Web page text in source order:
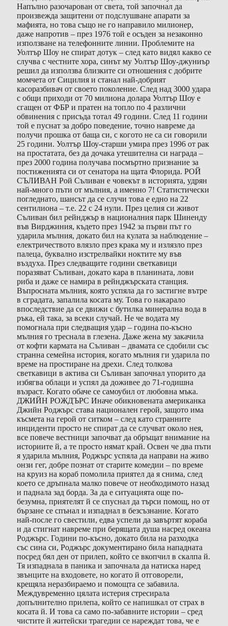
Напълно разочарован от света, той започнал да
произвежда защитени от подслушване апарати за
мафията, но това също не го направило милионер,
даже напротив – през 1976 той е осъден за незаконно
използване на телефонните линии. Проблемите на
Уолтър Шоу не спират дотук – след като видял какво се
случва с честните хора, синът му Уолтър Шоу-джуниър
решил да използва близките си отношения с добрите
момчета от Сицилия и станал най-добрият
касоразбивач от своето поколение. След над 3000 удара
с общи приходи от 70 милиона долара Уолтър Шоу е
сгащен от ФБР и пратен на топло по 4 различни
обвинения с присъда тотал 49 години. След 11 години
той е пуснат за добро поведение, точно навреме да
получи прошка от баща си, с когото не са си говорили
25 години. Уолтър Шоу-старши умира през 1996 от рак
на простатата, без да дочака утешителна си награда –
през 2000 година получава посмъртно признание за
постиженията си от сенатора на щата Флорида. РОЙ
СЪЛИВАН Рой Съливан е човекът в историята, удрян
най-много пъти от мълния, а именно 7! Статистически
погледнато, шансът да се случи това е едно на 22
сентилиона – т.е. 22 с 24 нули. През целия си живот
Съливан бил рейнджър в националния парк Шиненду
във Вирджиния, където през 1942 за първи път го
ударила мълния, докато бил на кулата за наблюдение –
електричеството влязло през крака му и излязло през
палеца, буквално изстрелвайки ноктите му във
въздуха. През следващите години светкавици
поразяват Съливан, докато кара в планината, лови
риба и даже се намира в рейнджърската станция.
Въпросната мълния, която успяла да го застигне вътре
в сградата, запалила косата му. Това го накарало
впоследствие да се движи с бутилка минерална вода в
ръка, ей така, за всеки случай. Не че водата му
помогнала при следващия удар – година по-късно
мълния го треснала в глезена. Даже жена му закачила
от кофти кармата на Съливан – двамата се сдобили със
странна семейна история, когато мълния ги ударила по
време на простиране на дрехи. След толкова
светкавици в актива си Съливан започнал упорито да
избягва облаци и успял да доживее до 71-годишна
възраст. Когато обаче се самоубил от любовна мъка.
ДЖИЙН РОЖДЪРС Иначе обикновената американка
Джийн Роджърс става национален герой, защото има
късмета на герой от ситком – след като странните
инциденти просто не спират да се случват около нея,
все повече вестници започват да обръщат внимание на
историите й, а те просто нямат край. Освен че два пъти
я ударила мълния, Роджърс успяла да направи на живо
онзи гег, добре познат от старите комедии – по време
на круиз на кораб помолила приятел да я снима, след
което се дръпнала малко повече от необходимото назад
и паднала зад борда. За да е ситуацията още по-
безумна, приятелят й се спуснал да търси помощ, но от
бързане се спънал и изпаднал в безсъзнание. Когато
най-после го свестили, едва успели да завъртят кораба
и да стигнат навреме при берящата душа насред океана
Роджърс. Години по-късно, докато била на разходка
със сина си, Роджърс документирано била нападната
посред бял ден от прилеп, който се вкопчил в скалпа й.
Тя изпаднала в паника и започнала да натиска наред
звънците на входовете, но когато й отговорели,
крещяла неразбираемо и помощта се забавила.
Междувременно цялата истерия стресирала
допълнително прилепа, който се напишкал от страх в
косата й. И това са само по-забавните истории – сред
чистите й житейски трагедии се нареждат това, че е